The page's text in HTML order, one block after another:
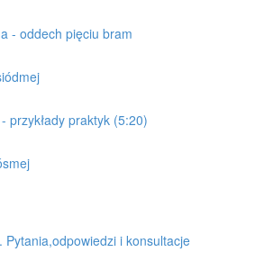
- oddech pięciu bram
przykłady praktyk (5:20)
Pytania,odpowiedzi i konsultacje